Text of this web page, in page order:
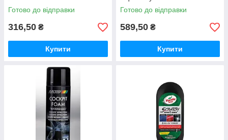
Готово до відправки
316,50 ₴
Купити
Готово до відправки
589,50 ₴
Купити